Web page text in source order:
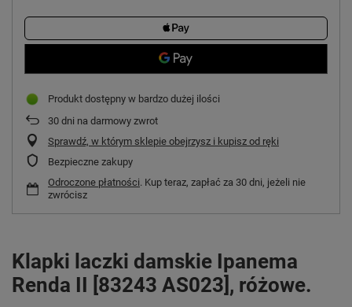
Produkt dostępny w bardzo dużej ilości
30 dni na darmowy zwrot
Sprawdź, w którym sklepie obejrzysz i kupisz od ręki
Bezpieczne zakupy
Odroczone płatności. Kup teraz, zapłać za 30 dni, jeżeli nie
zwrócisz
Klapki laczki damskie Ipanema
Renda II [83243 AS023], różowe.